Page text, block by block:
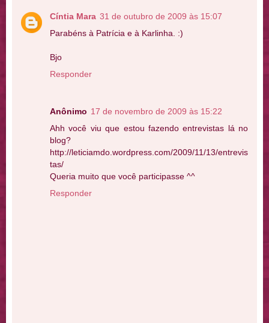
Cíntia Mara 31 de outubro de 2009 às 15:07
Parabéns à Patrícia e à Karlinha. :)
Bjo
Responder
Anônimo 17 de novembro de 2009 às 15:22
Ahh você viu que estou fazendo entrevistas lá no
blog?
http://leticiamdo.wordpress.com/2009/11/13/entrevis
tas/
Queria muito que você participasse ^^
Responder